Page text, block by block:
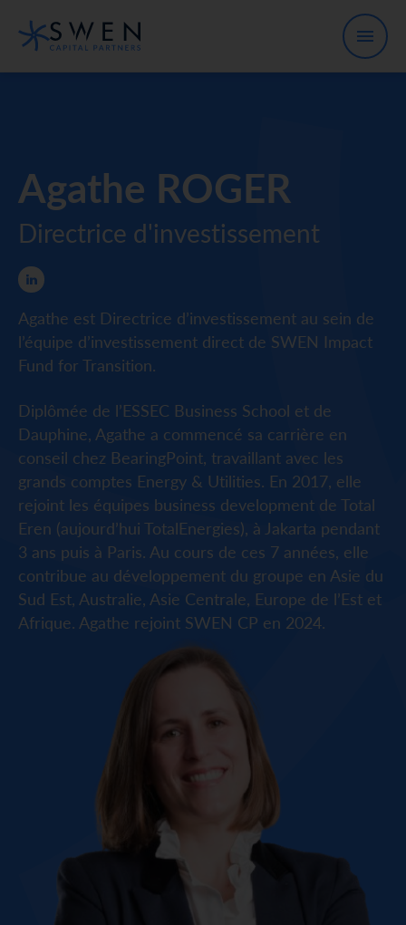
Agathe ROGER
Directrice d'investissement
Agathe est Directrice d’investissement au sein de
l’équipe d’investissement direct de SWEN Impact
Fund for Transition.
Diplômée de l’ESSEC Business School et de
Dauphine, Agathe a commencé sa carrière en
conseil chez BearingPoint, travaillant avec les
grands comptes Energy & Utilities. En 2017, elle
rejoint les équipes business development de Total
Eren (aujourd’hui TotalEnergies), à Jakarta pendant
3 ans puis à Paris. Au cours de ces 7 années, elle
contribue au développement du groupe en Asie du
Sud Est, Australie, Asie Centrale, Europe de l’Est et
Afrique. Agathe rejoint SWEN CP en 2024.